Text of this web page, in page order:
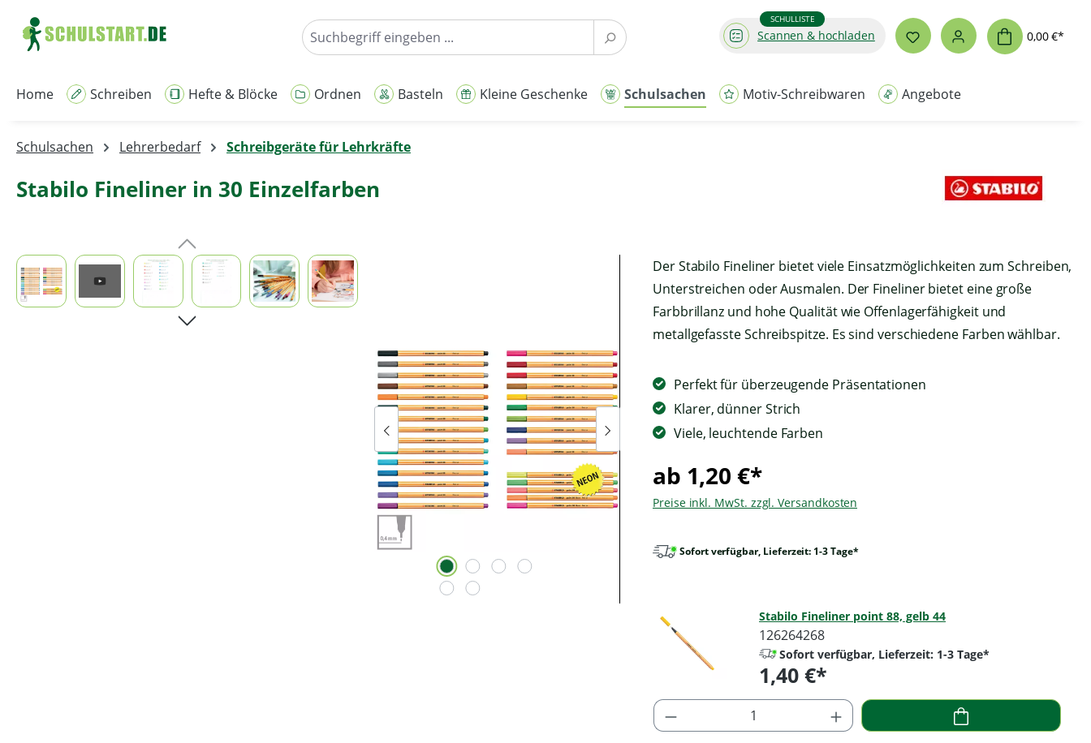
Hauptinhalt springen
Zur Suche springen
Zur Hauptnavigation springen SCHULLISTE
Scannen & hochladen 0,00 €*
Home Schreiben Hefte & Blöcke Ordnen Basteln Kleine Geschenke Schulsachen Motiv-Schreibwaren Angebote
Schulsachen Lehrerbedarf Schreibgeräte für Lehrkräfte
Stabilo Fineliner in 30 Einzelfarben
Bildergalerie überspringen
Mit dem Aufruf des Videos
Daten an YouTube
übermittelt werden und das
Sie die
gelesen haben.
Der Stabilo Fineliner bietet viele Einsatzmöglichkeiten zum Schreiben,
Unterstreichen oder Ausmalen. Der Fineliner bietet eine große
Farbbrillanz und hohe Qualität wie Offenlagerfähigkeit und
metallgefasste Schreibspitze. Es sind verschiedene Farben wählbar.
Perfekt für überzeugende Präsentationen
Klarer, dünner Strich
Viele, leuchtende Farben
ab 1,20 €*
Preise inkl. MwSt. zzgl. Versandkosten
Sofort verfügbar, Lieferzeit: 1-3 Tage*
Stabilo Fineliner point 88, gelb 44
126264268
Sofort verfügbar, Lieferzeit: 1-3 Tage*
Regulärer Preis:
1,40 €*
Produkt Anzahl: Gib den gewünschten Wert